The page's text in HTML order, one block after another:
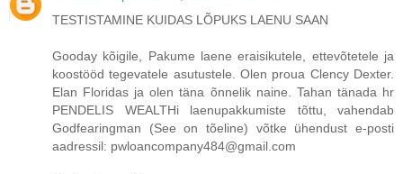
TESTISTAMINE KUIDAS LÕPUKS LAENU SAAN
Gooday kõigile, Pakume laene eraisikutele, ettevõtetele ja
koostööd tegevatele asutustele. Olen proua Clency Dexter.
Elan Floridas ja olen täna õnnelik naine. Tahan tänada hr
PENDELIS WEALTHi laenupakkumiste tõttu, vahendab
Godfearingman (See on tõeline) võtke ühendust e-posti
aadressil: pwloancompany484@gmail.com